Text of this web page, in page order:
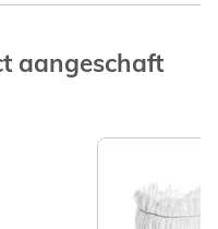
aangeschaft